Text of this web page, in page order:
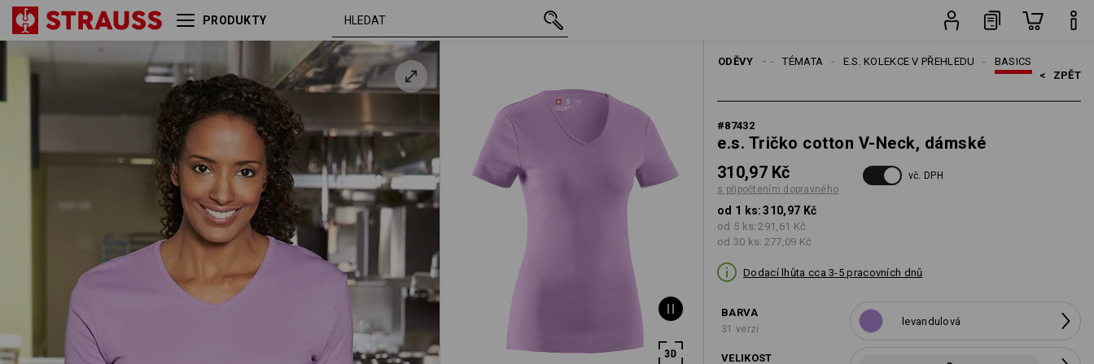
PRODUKTY
ODĚVY BASICS
E.S. KOLEKCE V PŘEHLEDU
TÉMATA
ŽENY
< ZPĚT
#87432
e.s. Tričko cotton V-Neck, dámské
310,97 Kč
s připočtením dopravného
vč. DPH
od 1 ks: 310,97 Kč
od 5 ks: 291,61 Kč
od 30 ks: 277,09 Kč
Dodací lhůta cca 3-5 pracovních dnů
BARVA
31 verzí
levandulová
VELIKOST
e.s. Tričko cotton V-Neck,
levandulová S 310,97 Kč